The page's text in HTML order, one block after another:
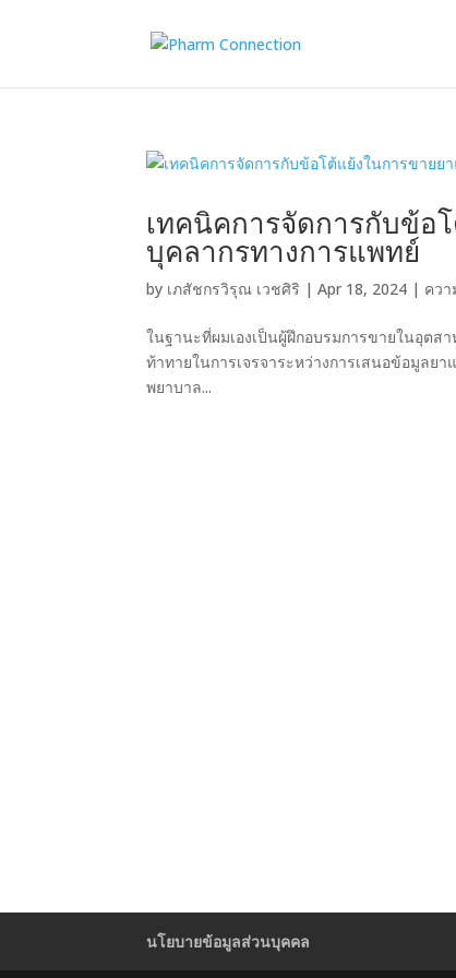
เทคนิคการจัดการกับข้อ
บุคลากรทางการแพทย์
by เภสัชกรวิรุณ เวชศิริ |Apr 18, 2024 | คว
ในฐานะที่ผมเองเป็นผู้ฝึกอบรมการขายในอุต
ท้าทายในการเจรจาระหว่างการเสนอข้อมูลย
พยาบาล...
นโยบายข้อมูลส่วนบุคคล